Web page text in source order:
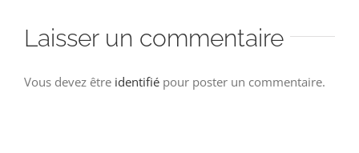
Laisser un commentaire
Vous devez être identifié pour poster un commentaire.